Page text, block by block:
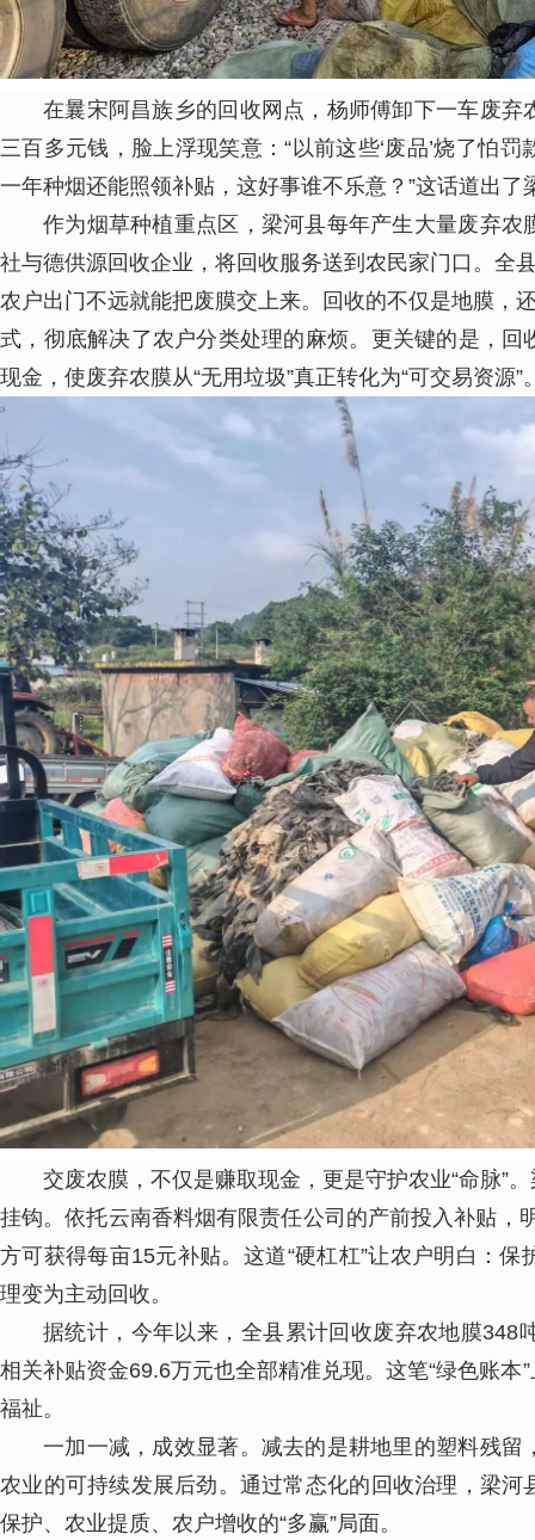
在曩宋阿昌族乡的回收网点，杨师傅卸下一车废
三百多元钱，脸上浮现笑意：“以前这些‘废品’烧了怕
一年种烟还能照领补贴，这好事谁不乐意？”这话道出
作为烟草种植重点区，梁河县每年产生大量废弃
社与德供源回收企业，将回收服务送到农民家门口。全
农户出门不远就能把废膜交上来。回收的不仅是地膜，
式，彻底解决了农户分类处理的麻烦。更关键的是，
现金，使废弃农膜从“无用垃圾”真正转化为“可交易资源”
交废农膜，不仅是赚取现金，更是守护农业“命脉”
挂钩。依托云南香料烟有限责任公司的产前投入补贴，
方可获得每亩15元补贴。这道“硬杠杠”让农户明白：
理变为主动回收。
据统计，今年以来，全县累计回收废弃农地膜348
相关补贴资金69.6万元也全部精准兑现。这笔“绿色账
福祉。
一加一减，成效显著。减去的是耕地里的塑料残
农业的可持续发展后劲。通过常态化的回收治理，梁
保护、农业提质、农户增收的“多赢”局面。